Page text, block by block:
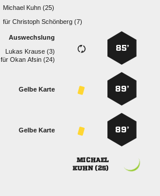
  
für  
85’
Auswechslung
  
für  
89’
Gelbe Karte
89’
Gelbe Karte

 